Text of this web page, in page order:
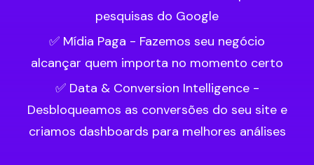
pesquisas do Google
✅ Mídia Paga - Fazemos seu negócio
alcançar quem importa no momento certo
✅ Data & Conversion Intelligence -
Desbloqueamos as conversões do seu site e
criamos dashboards para melhores análises